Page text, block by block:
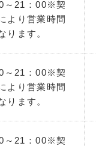
～21：00※契
より営業時間
ります。
～21：00※契
より営業時間
ります。
～21：00※契